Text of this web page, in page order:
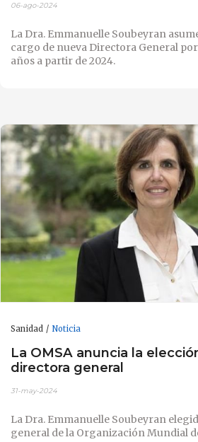
06-ago-2024
La Dra. Emmanuelle Soubeyran
cargo de nueva Directora General
años a partir de 2024.
Sanidad Noticia
La OMSA anuncia la
directora general
31-may-2024
La Dra. Emmanuelle Soubeyran
general de la Organización Mundial